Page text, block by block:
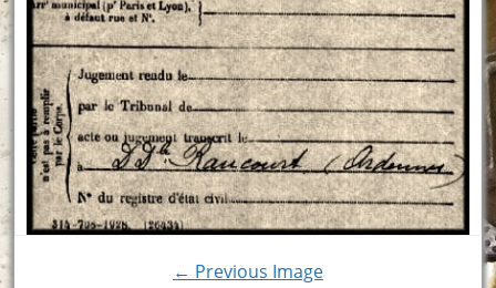
← Previous Image